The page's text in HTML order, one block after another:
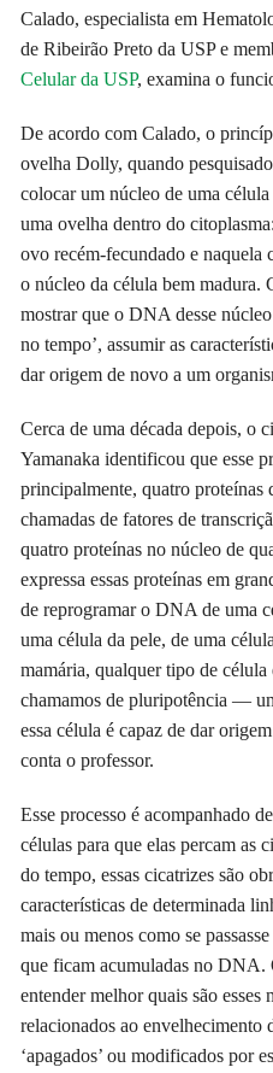
Calado, especialista em
de Ribeirão Preto da USP e
Celular da USP, examina o
De acordo com Calado, o
ovelha Dolly, quando
colocar um núcleo de uma
uma ovelha dentro do
ovo recém-fecundado e
o núcleo da célula bem madura.
mostrar que o DNA desse
no tempo’, assumir as
dar origem de novo a um
Cerca de uma década depois, o
Yamanaka identificou que esse
principalmente, quatro
chamadas de fatores de
quatro proteínas no núcleo de
expressa essas proteínas em
de reprogramar o DNA de uma
uma célula da pele, de uma
mamária, qualquer tipo de célula
chamamos de pluripotência —
essa célula é capaz de dar
conta o professor.
Esse processo é acompanhado
células para que elas percam as
do tempo, essas cicatrizes são
características de determinada
mais ou menos como se
que ficam acumuladas no DNA.
entender melhor quais são esses
relacionados ao envelhecimento
‘apagados’ ou modificados por